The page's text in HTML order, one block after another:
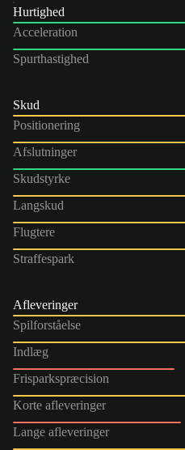
Hurtighed
Acceleration
Spurthastighed
Skud
Positionering
Afslutninger
Skudstyrke
Langskud
Flugtere
Straffespark
Afleveringer
Spilforståelse
Indlæg
Frisparkspræcision
Korte afleveringer
Lange afleveringer